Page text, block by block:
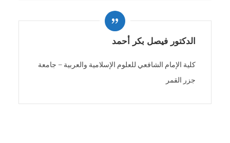
الدكتور فيصل بكر أحمد
كلية الإمام الشافعي للعلوم الإسلامية والعربية – جامعة
جزر القمر